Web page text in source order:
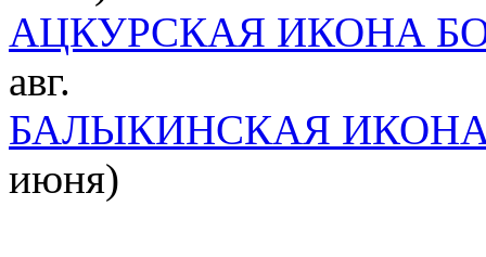
АЦКУРСКАЯ ИКОНА
авг.
БАЛЫКИНСКАЯ
июня)